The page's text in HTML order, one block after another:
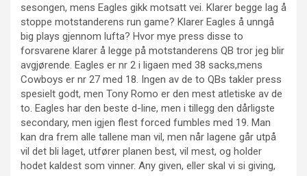
sesongen, mens Eagles gikk motsatt vei. Klarer begge lag å
stoppe motstanderens run game? Klarer Eagles å unngå
big plays gjennom lufta? Hvor mye press disse to
forsvarene klarer å legge på motstanderens QB tror jeg blir
avgjørende. Eagles er nr 2 i ligaen med 38 sacks,mens
Cowboys er nr 27 med 18. Ingen av de to QBs takler press
spesielt godt, men Tony Romo er den mest atletiske av de
to. Eagles har den beste d-line, men i tillegg den dårligste
secondary, men igjen flest forced fumbles med 19. Man
kan dra frem alle tallene man vil, men når lagene går utpå
vil det bli laget, utfører planen best, vil mest, og holder
hodet kaldest som vinner. Any given, eller skal vi si giving,